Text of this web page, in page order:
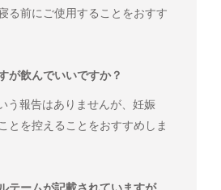
る前にご使用することをおすす
が飲んでいいですか？
う報告はありませんが、妊娠
とを控えることをおすすめしま